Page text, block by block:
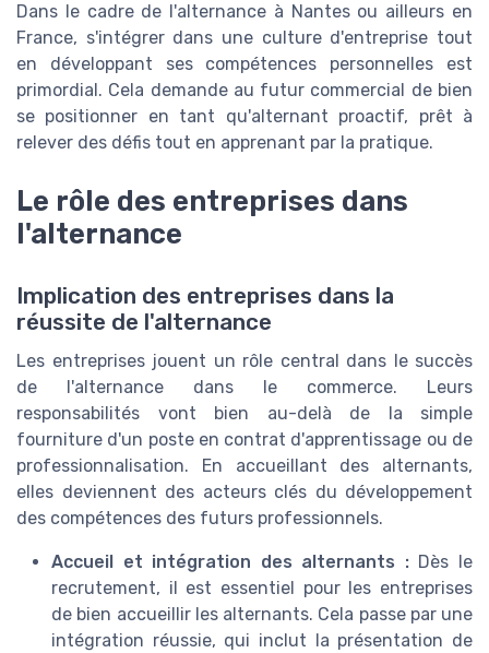
Dans le cadre de l'alternance à Nantes ou ailleurs en
France, s'intégrer dans une culture d'entreprise tout
en développant ses compétences personnelles est
primordial. Cela demande au futur commercial de bien
se positionner en tant qu'alternant proactif, prêt à
relever des défis tout en apprenant par la pratique.
Le rôle des entreprises dans
l'alternance
Implication des entreprises dans la
réussite de l'alternance
Les entreprises jouent un rôle central dans le succès
de l'alternance dans le commerce. Leurs
responsabilités vont bien au-delà de la simple
fourniture d'un poste en contrat d'apprentissage ou de
professionnalisation. En accueillant des alternants,
elles deviennent des acteurs clés du développement
des compétences des futurs professionnels.
Accueil et intégration des alternants :Dès le
recrutement, il est essentiel pour les entreprises
de bien accueillir les alternants. Cela passe par une
intégration réussie, qui inclut la présentation de